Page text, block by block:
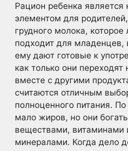
Рацион ребенка
элементом для
грудного молока, которое
подходит для младенцев,
ему дают готовые к
как только они
вместе с другими
считаются отличным
полноценного питания. По
мало жиров, но они
веществами, витаминами
минералами. Когда дело